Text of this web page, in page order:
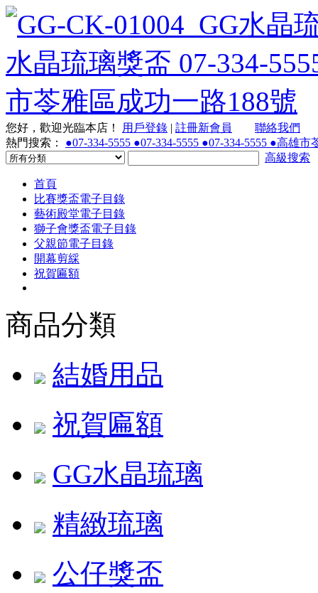
您好，歡迎光臨本店！ 用戶登錄 | 註冊新會員
聯絡我們
熱門搜索： ●07-334-5555 ●07-334-5555 ●07-334-5555 ●高雄
高級搜索
首頁
比賽獎盃電子目錄
藝術殿堂電子目錄
獅子會獎盃電子目錄
父親節電子目錄
開幕剪綵
祝賀匾額
商品分類
結婚用品
祝賀匾額
GG水晶琉璃
精緻琉璃
公仔獎盃